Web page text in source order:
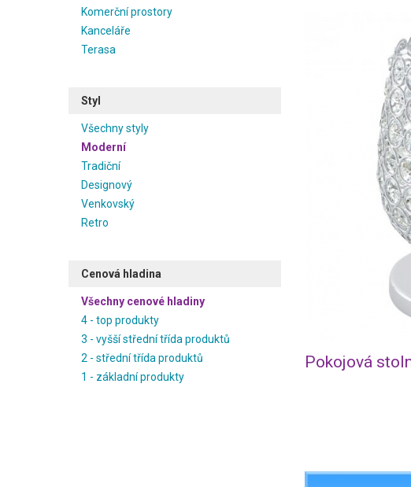
Komerční prostory
Kanceláře
Terasa
Styl
Všechny styly
Moderní
Tradiční
Designový
Venkovský
Retro
Cenová hladina
Všechny cenové hladiny
4 - top produkty
3 - vyšší střední třída produktů
2 - střední třída produktů
1 - základní produkty
Pokojová